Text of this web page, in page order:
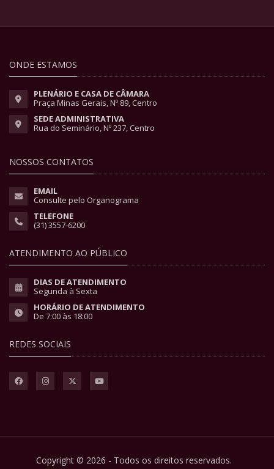
ONDE ESTAMOS
PLENÁRIO E CASA DE CÂMARA
Praça Minas Gerais, Nº 89, Centro
SEDE ADMINISTRATIVA
Rua do Seminário, Nº 237, Centro
NOSSOS CONTATOS
EMAIL
Consulte pelo Organograma
TELEFONE
(31) 3557-6200
ATENDIMENTO AO PÚBLICO
DIAS DE ATENDIMENTO
Segunda à Sexta
HORÁRIO DE ATENDIMENTO
De 7:00 às 18:00
REDES SOCIAIS
Copyright © 2026 - Todos os direitos reservados.